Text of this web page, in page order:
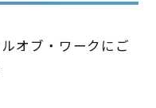
オブ・ワークにご